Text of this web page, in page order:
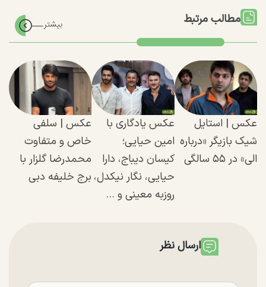
مطالب مرتبط
عکس | استایل
شیک بازیگر «درباره
الی» در ۵۵ سالگی
عکس یادگاری با
امین حیایی؛
کیسان دیباج، دارا
حیایی، نگار نیکدل،
روزبه معینی و ...
عکس | سلفی
خاص و متفاوت
محمدرضا گلزار با
برج خلیفه دبی
ارسال نظر